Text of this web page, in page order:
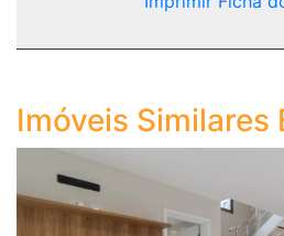
Imóveis